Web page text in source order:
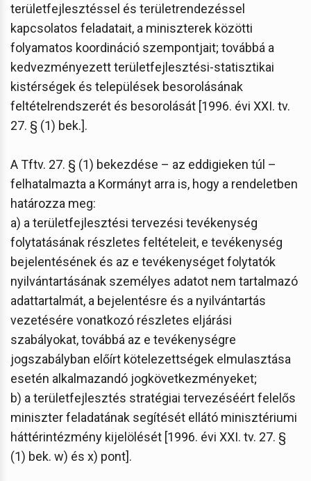
területfejlesztéssel és területrendezéssel
kapcsolatos feladatait, a miniszterek közötti
folyamatos koordináció szempontjait; továbbá a
kedvezményezett területfejlesztési-statisztikai
kistérségek és települések besorolásának
feltételrendszerét és besorolását [1996. évi XXI. tv.
27. § (1) bek.].
A Tftv. 27. § (1) bekezdése – az eddigieken túl –
felhatalmazta a Kormányt arra is, hogy a rendeletben
határozza meg:
a) a területfejlesztési tervezési tevékenység
folytatásának részletes feltételeit, e tevékenység
bejelentésének és az e tevékenységet folytatók
nyilvántartásának személyes adatot nem tartalmazó
adattartalmát, a bejelentésre és a nyilvántartás
vezetésére vonatkozó részletes eljárási
szabályokat, továbbá az e tevékenységre
jogszabályban előírt kötelezettségek elmulasztása
esetén alkalmazandó jogkövetkezményeket;
b) a területfejlesztés stratégiai tervezéséért felelős
miniszter feladatának segítését ellátó minisztériumi
háttérintézmény kijelölését [1996. évi XXI. tv. 27. §
(1) bek. w) és x) pont].